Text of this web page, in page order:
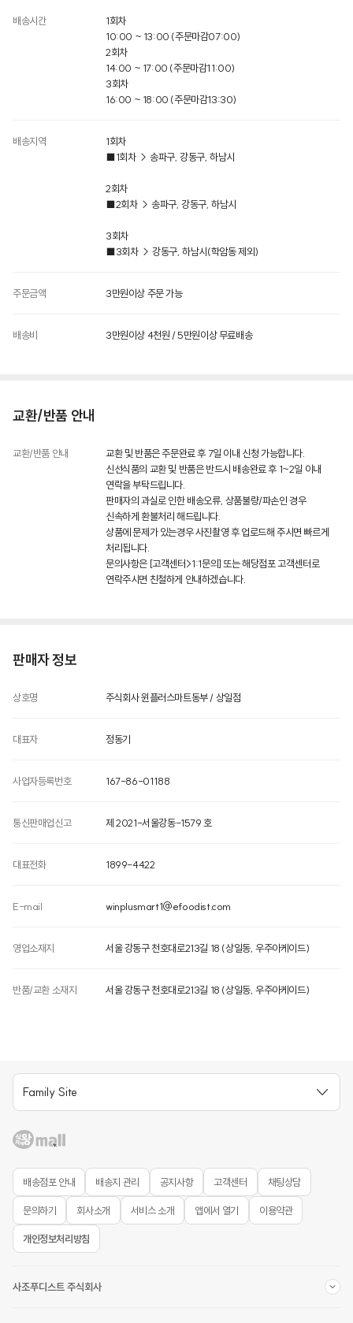
제품명
식품의 유형
생산자
영양성분(식품등의표시·광고에관한법률에 따른 영양성분 표시대상 식품에 한함)
상품상세정보 참조
유전자변형식품에 해당하는 경우의 표시
소비자안전을 위한 주의사항
상품상세정보 참조
관련법상 표시사항
상품상세정보 참조
상품상세정보 참조
배송시간
1회차
10:00 ~ 13:00 (주문마감07:00)
2회차
14:00 ~ 17:00 (주문마감11:00)
3회차
16:00 ~ 18:00 (주문마감13:30)
배송지역
1회차
■1회차 → 송파구, 강동구, 하남시
2회차
■2회차 → 송파구, 강동구, 하남시
3회차
■3회차 → 강동구, 하남시​(학암동 제외)
주문금액 3만원이상 주문 가능
배송비 3만원이상 4천원 / 5만원이상 무료배송
교환/반품 안내
교환/반품 안내
교환 및 반품은 주문완료 후 7일 이내 신청 가능합니다.
신선식품의 교환 및 반품은 반드시 배송완료 후 1~2일 이내
연락을 부탁드립니다.
판매자의 과실로 인한 배송오류, 상품불량/파손인 경우
신속하게 환불처리 해드립니다.
상품에 문제가 있는경우 사진촬영 후 업로드해 주시면 빠르게
처리됩니다.
문의사항은 [고객센터>1:1문의] 또는 해당점포 고객센터로
연락주시면 친철하게 안내하겠습니다.
판매자 정보
상호명 주식회사 윈플러스마트동부 / 상일점
대표자 정동기
사업자등록번호 167-86-01188
통신판매업신고 제 2021-서울강동-1579 호
대표전화 1899-4422
E-mail winplusmart1@efoodist.com
영업소재지 서울 강동구 천호대로213길 18 (상일동, 우주아케이드)
반품/교환 소재지 서울 강동구 천호대로213길 18 (상일동, 우주아케이드)
Family Site
배송점포 안내 배송지 관리 공지사항 고객센터 채팅상담
문의하기 회사소개 서비스 소개 앱에서 열기 이용약관
개인정보처리방침
사조푸디스트 주식회사